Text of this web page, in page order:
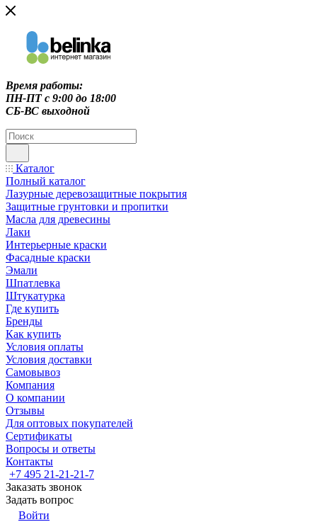
Время работы:
ПН-ПТ c 9:00 до 18:00
СБ-ВС выходной
Каталог
Полный каталог
Лазурные деревозащитные покрытия
Защитные грунтовки и пропитки
Масла для древесины
Лаки
Интерьерные краски
Фасадные краски
Эмали
Шпатлевка
Штукатурка
Где купить
Бренды
Как купить
Условия оплаты
Условия доставки
Самовывоз
Компания
О компании
Отзывы
Для оптовых покупателей
Сертификаты
Вопросы и ответы
Контакты
+7 495 21-21-21-7
Заказать звонок
Задать вопрос
Войти